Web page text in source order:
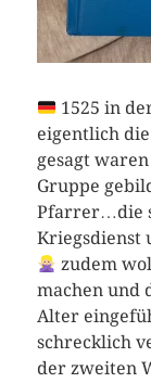
1525 in
eigentlich
gesagt
Gruppe
Pfarrer…die
Kriegsdienst
zudem
machen und
Alter
schrecklich
der zweiten